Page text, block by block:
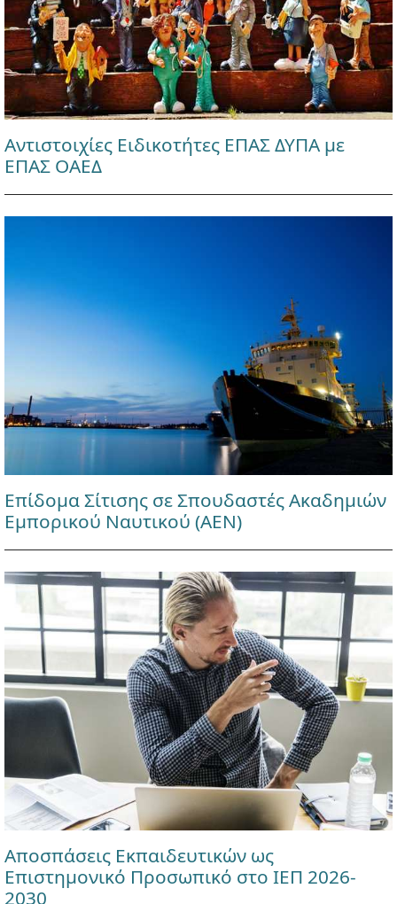
Αντιστοιχίες Ειδικοτήτες ΕΠΑΣ ΔΥΠΑ με
ΕΠΑΣ ΟΑΕΔ
Επίδομα Σίτισης σε Σπουδαστές Ακαδημιών
Εμπορικού Ναυτικού (ΑΕΝ)
Αποσπάσεις Εκπαιδευτικών ως
Επιστημονικό Προσωπικό στο ΙΕΠ 2026-
2030